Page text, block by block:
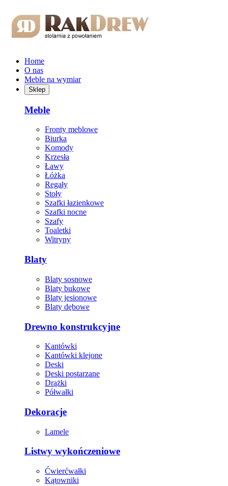
Home
O nas
Meble na wymiar
Sklep
Meble
Fronty meblowe
Biurka
Komody
Krzesła
Ławy
Łóżka
Regały
Stoły
Szafki łazienkowe
Szafki nocne
Szafy
Toaletki
Witryny
Blaty
Blaty sosnowe
Blaty bukowe
Blaty jesionowe
Blaty dębowe
Drewno konstrukcyjne
Kantówki
Kantówki klejone
Deski
Deski postarzane
Drążki
Półwałki
Dekoracje
Lamele
Listwy wykończeniowe
Ćwierćwałki
Kątowniki